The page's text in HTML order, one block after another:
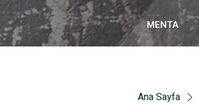
MENTA
Ana Sayfa